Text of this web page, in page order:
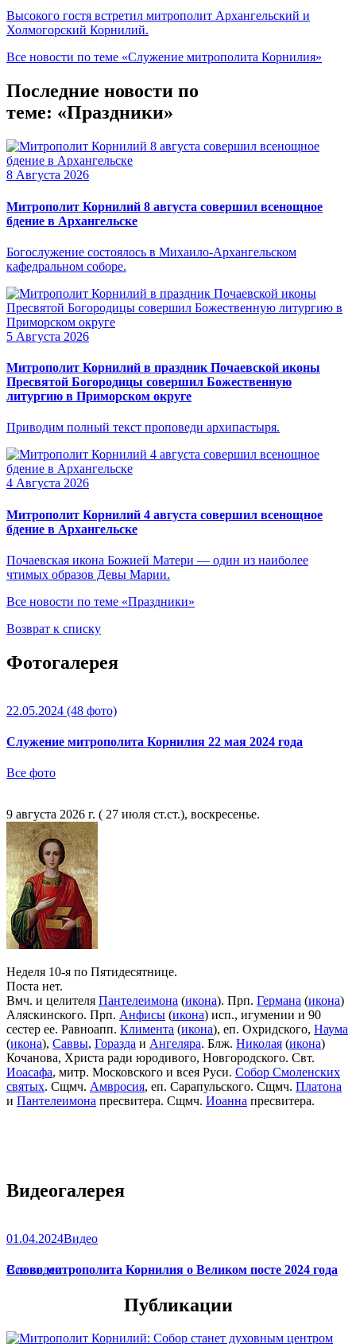
Высокого гостя встретил митрополит Архангельский и
Холмогорский Корнилий.
Все новости по теме «Служение митрополита Корнилия»
Последние новости по
теме: «Праздники»
8 Августа 2026
Митрополит Корнилий 8 августа совершил всенощное
бдение в Архангельске
Богослужение состоялось в Михаило-Архангельском
кафедральном соборе.
5 Августа 2026
Митрополит Корнилий в праздник Почаевской иконы
Пресвятой Богородицы совершил Божественную
литургию в Приморском округе
Приводим полный текст проповеди архипастыря.
4 Августа 2026
Митрополит Корнилий 4 августа совершил всенощное
бдение в Архангельске
Почаевская икона Божией Матери — один из наиболее
чтимых образов Девы Марии.
Все новости по теме «Праздники»
Возврат к списку
Фотогалерея
22.05.2024 (48 фото)
Служение митрополита Корнилия 22 мая 2024 года
Все фото
9 августа 2026 г. ( 27 июля ст.ст.), воскресенье.
Неделя 10-я по Пятидесятнице.
Поста нет.
Вмч. и целителя Пантелеимона (икона). Прп. Германа (икона)
Аляскинского. Прп. Анфисы (икона) исп., игумении и 90
сестер ее. Равноапп. Климента (икона), еп. Охридского, Наума
(икона), Саввы, Горазда и Ангеляра. Блж. Николая (икона)
Кочанова, Христа ради юродивого, Новгородского. Свт.
Иоасафа, митр. Московского и всея Руси. Собор Смоленских
святых. Сщмч. Амвросия, еп. Сарапульского. Сщмч. Платона
и Пантелеимона пресвитера. Сщмч. Иоанна пресвитера.
Видеогалерея
01.04.2024Видео
Слово митрополита Корнилия о Великом посте 2024 года
Все видео
Публикации